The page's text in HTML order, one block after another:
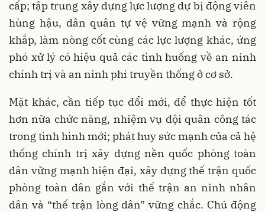
cấp; tập trung xây dựng lực lượng dự bị động viên
hùng hậu, dân quân tự vệ vững mạnh và rộng
khắp, làm nòng cốt cùng các lực lượng khác, ứng
phó xử lý có hiệu quả các tình huống về an ninh
chính trị và an ninh phi truyền thống ở cơ sở.
Mặt khác, cần tiếp tục đổi mới, để thực hiện tốt
hơn nữa chức năng, nhiệm vụ đội quân công tác
trong tình hình mới; phát huy sức mạnh của cả hệ
thống chính trị xây dựng nền quốc phòng toàn
dân vững mạnh hiện đại, xây dựng thế trận quốc
phòng toàn dân gắn với thế trận an ninh nhân
dân và “thế trận lòng dân” vững chắc. Chủ động